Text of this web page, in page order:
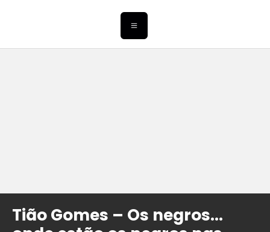
Tião Gomes – Os negros…